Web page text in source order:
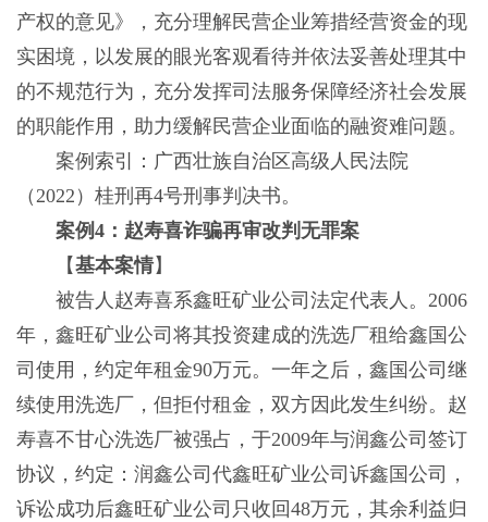
产权的意见》，充分理解民营企业筹措经营资金的现
实困境，以发展的眼光客观看待并依法妥善处理其中
的不规范行为，充分发挥司法服务保障经济社会发展
的职能作用，助力缓解民营企业面临的融资难问题。
案例索引：广西壮族自治区高级人民法院
（2022）桂刑再4号刑事判决书。
案例4：赵寿喜诈骗再审改判无罪案
【基本案情】
被告人赵寿喜系鑫旺矿业公司法定代表人。2006
年，鑫旺矿业公司将其投资建成的洗选厂租给鑫国公
司使用，约定年租金90万元。一年之后，鑫国公司继
续使用洗选厂，但拒付租金，双方因此发生纠纷。赵
寿喜不甘心洗选厂被强占，于2009年与润鑫公司签订
协议，约定：润鑫公司代鑫旺矿业公司诉鑫国公司，
诉讼成功后鑫旺矿业公司只收回48万元，其余利益归